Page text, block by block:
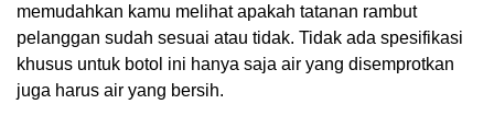
memudahkan kamu melihat apakah tatanan rambut
pelanggan sudah sesuai atau tidak. Tidak ada spesifikasi
khusus untuk botol ini hanya saja air yang disemprotkan
juga harus air yang bersih.